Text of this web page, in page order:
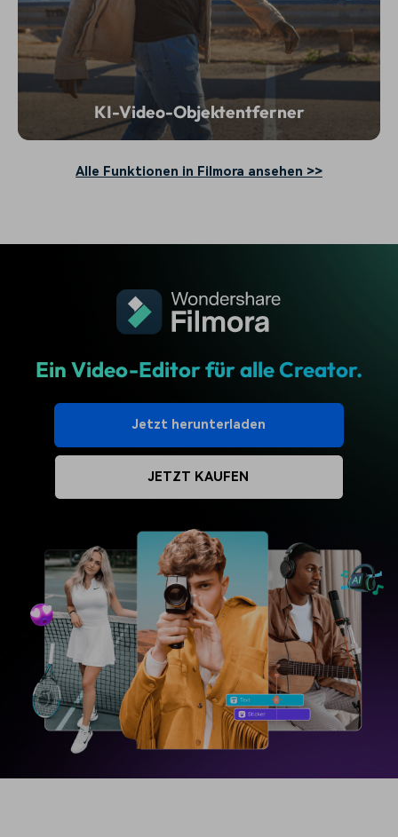
KI-Video-Objektentferner
Alle Funktionen in Filmora ansehen >>
Ein Video-Editor für alle Creator.
Jetzt herunterladen
JETZT KAUFEN